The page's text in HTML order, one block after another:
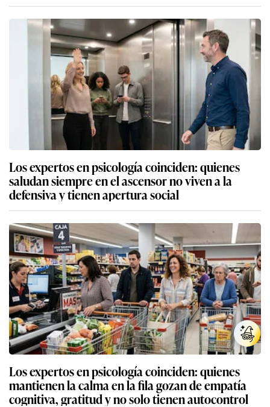
Los expertos en psicología coinciden: quienes
saludan siempre en el ascensor no viven a la
defensiva y tienen apertura social
Los expertos en psicología coinciden: quienes
mantienen la calma en la fila gozan de empatía
cognitiva, gratitud y no solo tienen autocontrol